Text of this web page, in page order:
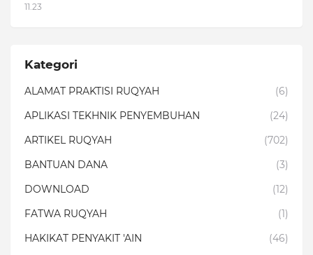
11.23
Kategori
ALAMAT PRAKTISI RUQYAH
(6)
APLIKASI TEKHNIK PENYEMBUHAN
(24)
ARTIKEL RUQYAH
(702)
BANTUAN DANA
(3)
DOWNLOAD
(12)
FATWA RUQYAH
(1)
HAKIKAT PENYAKIT 'AIN
(46)